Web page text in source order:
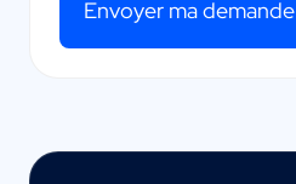
Envoyer ma demande